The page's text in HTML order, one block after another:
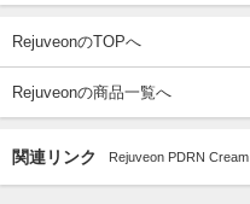
RejuveonのTOPへ
Rejuveonの商品一覧へ
関連リンク Rejuveon PDRN Cream